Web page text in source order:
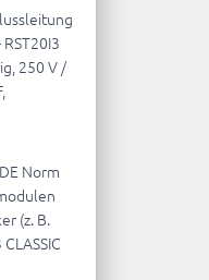
250 V /
Norm
(z. B.